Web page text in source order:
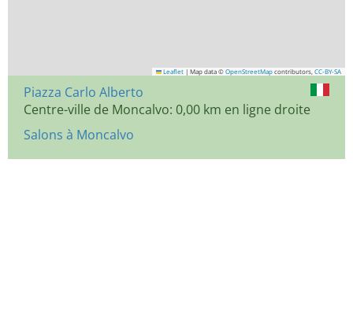
Leaflet | Map data © OpenStreetMap contributors, CC-BY-SA
Piazza Carlo Alberto
Centre-ville de Moncalvo: 0,00 km en ligne droite
Salons à Moncalvo